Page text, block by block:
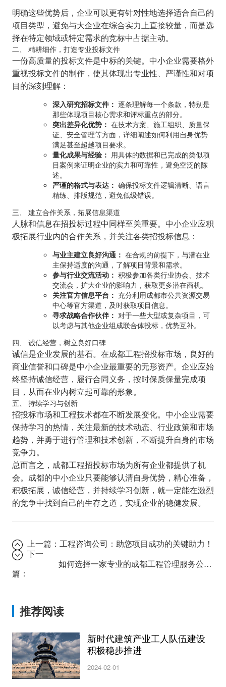
明确这些优势后，企业可以更有针对性地选择适合自己的
项目类型，避免与大企业在综合实力上直接较量，而是选
择在特定领域或特定需求的竞标中占据主动。
二、 精耕细作，打造专业投标文件
一份高质量的投标文件是中标的关键。中小企业需要格外
重视投标文件的制作，使其体现出专业性、严谨性和对项
目的深刻理解：
深入研究招标文件： 逐条理解每一个条款，特别是
那些体现项目核心需求和评标重点的部分。
突出差异化优势： 在技术方案、施工组织、质量保
证、安全管理等方面，详细阐述如何利用自身优势
满足甚至超越项目要求。
量化成果与经验： 用具体的数据和已完成的类似项
目案例来证明企业的实力和可靠性，避免空泛的陈
述。
严谨的格式与表达： 确保投标文件逻辑清晰、语言
精练、排版规范，避免低级错误。
三、 建立合作关系，拓展信息渠道
人脉和信息在招投标过程中同样至关重要。中小企业应积
极拓展行业内的合作关系，并关注各类招投标信息：
与业主建立良好沟通： 在合规的前提下，与潜在业
主保持适度的沟通，了解项目背景和需求。
参与行业交流活动： 积极参加各类行业协会、技术
交流会，扩大企业的影响力，获取更多潜在商机。
关注官方信息平台： 充分利用成都市公共资源交易
中心等官方渠道，及时获取项目信息。
寻求战略合作伙伴： 对于一些大型或复杂项目，可
以考虑与其他企业组成联合体投标，优势互补。
四、 诚信经营，树立良好口碑
诚信是企业发展的基石。在成都工程招投标市场，良好的
商业信誉和口碑是中小企业最重要的无形资产。企业应始
终坚持诚信经营，履行合同义务，按时保质保量完成项
目，从而在业内树立起可靠的形象。
五、 持续学习与创新
招投标市场和工程技术都在不断发展变化。中小企业需要
保持学习的热情，关注最新的技术动态、行业政策和市场
趋势，并勇于进行管理和技术创新，不断提升自身的市场
竞争力。
总而言之，成都工程招投标市场为所有企业都提供了机
会。成都的中小企业只要能够认清自身优势，精心准备，
积极拓展，诚信经营，并持续学习创新，就一定能在激烈
的竞争中找到自己的生存之道，实现企业的稳健发展。
上一篇： 工程咨询公司：助您项目成功的关键助力！
下一
篇：
如何选择一家专业的成都工程管理服务公司？
推荐阅读
新时代建筑产业工人队伍建设
积极稳步推进
2024-02-01